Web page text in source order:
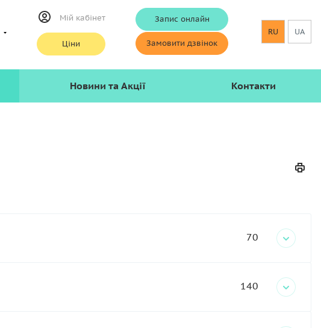
RU UA
Запис онлайн
Замовити дзвінок
Мій кабінет
Ціни
Новини та Акції Контакти
70
140